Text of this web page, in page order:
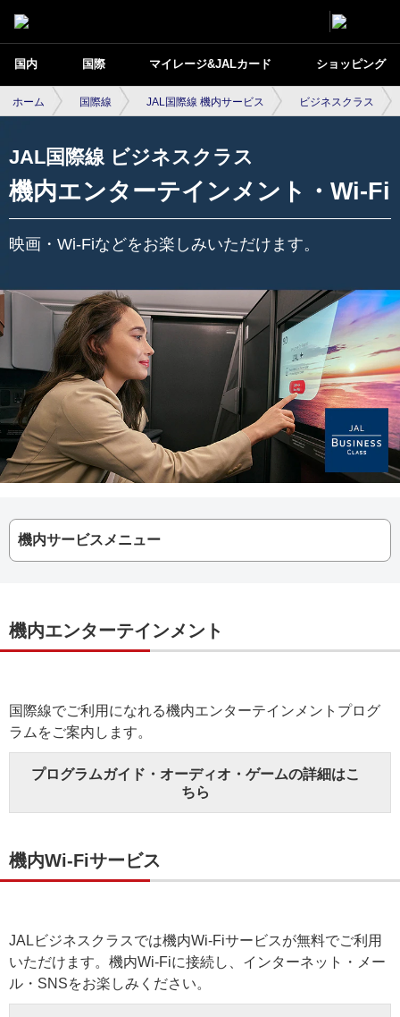
国内 国際 マイレージ&JALカード ショッピング
ホーム 国際線 JAL国際線 機内サービス ビジネスクラス
JAL国際線 ビジネスクラス
機内エンターテインメント・Wi-Fi
映画・Wi-Fiなどをお楽しみいただけます。
機内サービスメニュー
機内エンターテインメント
国際線でご利用になれる機内エンターテインメントプログ
ラムをご案内します。
プログラムガイド・オーディオ・ゲームの詳細はこ
ちら
機内Wi-Fiサービス
JALビジネスクラスでは機内Wi-Fiサービスが無料でご利用
いただけます。機内Wi-Fiに接続し、インターネット・メー
ル・SNSをお楽しみください。